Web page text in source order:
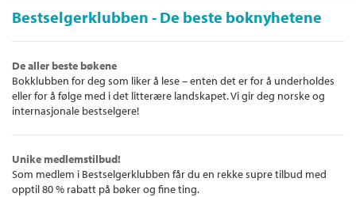
Bestselgerklubben - De beste boknyhetene
De aller beste bøkene
Bokklubben for deg som liker å lese – enten det er for å underholdes
eller for å følge med i det litterære landskapet. Vi gir deg norske og
internasjonale bestselgere!
Unike medlemstilbud!
Som medlem i Bestselgerklubben får du en rekke supre tilbud med
opptil 80 % rabatt på bøker og fine ting.